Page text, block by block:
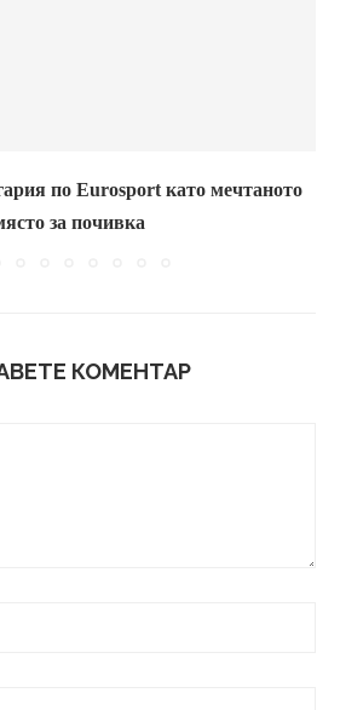
по Eurosport като мечтаното
за почивка
КОМЕНТАР